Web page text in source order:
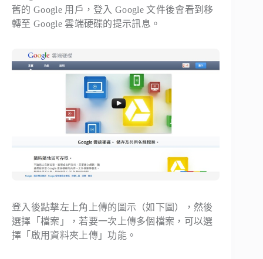
舊的 Google 用戶，登入 Google 文件後會看到移
轉至 Google 雲端硬碟的提示訊息。
登入後點擊左上角上傳的圖示（如下圖），然後
選擇「檔案」，若要一次上傳多個檔案，可以選
擇「啟用資料夾上傳」功能。